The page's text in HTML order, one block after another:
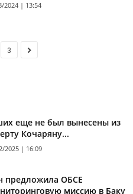
2024 | 13:54
3
еще не был вынесены из
Кочаряну...
2025 | 16:09
предложила ОБСЕ
миссию в Баку